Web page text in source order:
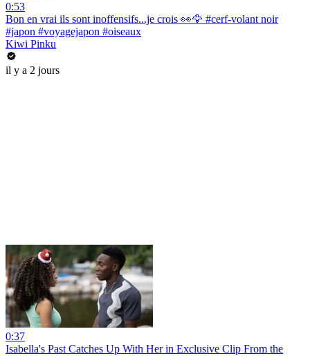
0:53
Bon en vrai ils sont inoffensifs...je crois 👀🦅 #cerf-volant noir
#japon #voyagejapon #oiseaux
Kiwi Pinku
il y a 2 jours
0:37
Isabella's Past Catches Up With Her in Exclusive Clip From the